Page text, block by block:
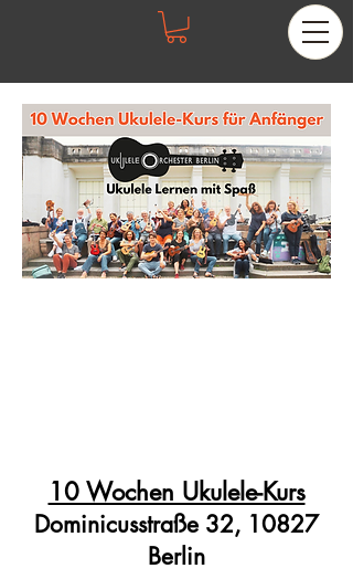
10 Wochen Ukulele-Kurs
Dominicusstraße 32, 10827
Berlin